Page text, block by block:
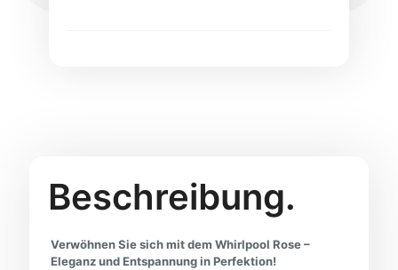
Beschreibung.
Verwöhnen Sie sich mit dem Whirlpool Rose –
Eleganz und Entspannung in Perfektion!